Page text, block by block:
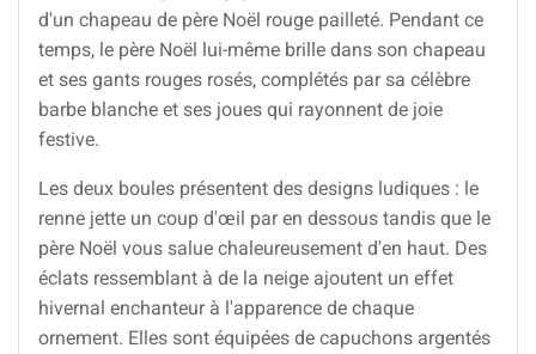
d'un chapeau de père Noël rouge pailleté. Pendant ce
temps, le père Noël lui-même brille dans son chapeau
et ses gants rouges rosés, complétés par sa célèbre
barbe blanche et ses joues qui rayonnent de joie
festive.
Les deux boules présentent des designs ludiques : le
renne jette un coup d'œil par en dessous tandis que le
père Noël vous salue chaleureusement d'en haut. Des
éclats ressemblant à de la neige ajoutent un effet
hivernal enchanteur à l'apparence de chaque
ornement. Elles sont équipées de capuchons argentés